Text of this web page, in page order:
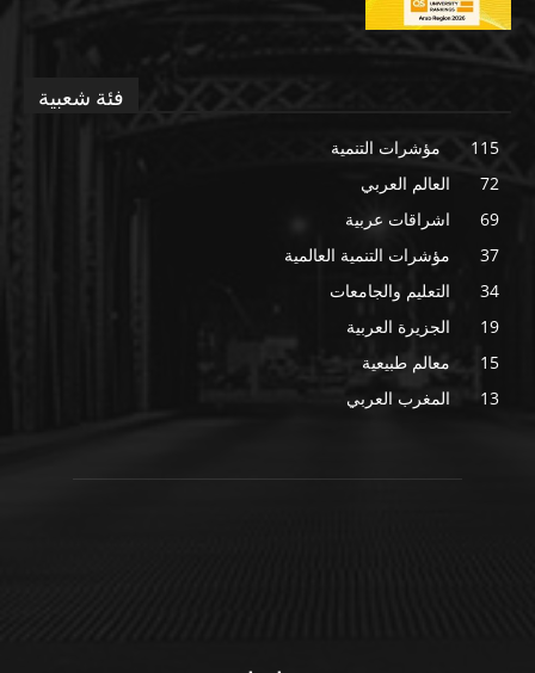
فئة شعبية
مؤشرات التنمية
115
العالم العربي
72
اشراقات عربية
69
مؤشرات التنمية العالمية
37
التعليم والجامعات
34
الجزيرة العربية
19
معالم طبيعية
15
المغرب العربي
13